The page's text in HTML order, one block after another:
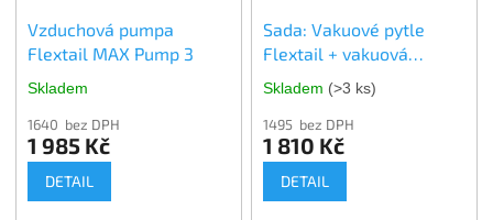
distribuce.
Vzduchová pumpa
Flextail MAX Pump 3
Skladem
1640 bez DPH
1 985 Kč
DETAIL
Sada: Vakuové pytle
Flextail + vakuová
Vacuum Pump
Skladem (>3 ks)
1495 bez DPH
1 810 Kč
DETAIL